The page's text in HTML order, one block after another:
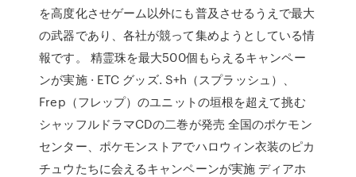
を高度化させゲーム以外にも普及させるうえで最大
の武器であり、各社が競って集めようとしている情
報です。 精霊珠を最大500個もらえるキャンペー
ンが実施 · ETC グッズ. S+h（スプラッシュ）、
Frep（フレップ）のユニットの垣根を超えて挑む
シャッフルドラマCDの二巻が発売 全国のポケモン
センター、ポケモンストアでハロウィン衣装のピカ
チュウたちに会えるキャンペーンが実施 ディアホ